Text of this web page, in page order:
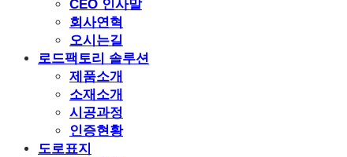
CEO 인사말
회사연혁
오시는길
로드팩토리 솔루션
제품소개
소재소개
시공과정
인증현황
도로표지